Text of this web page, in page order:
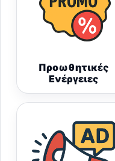
Προωθητικές
Ενέργειες